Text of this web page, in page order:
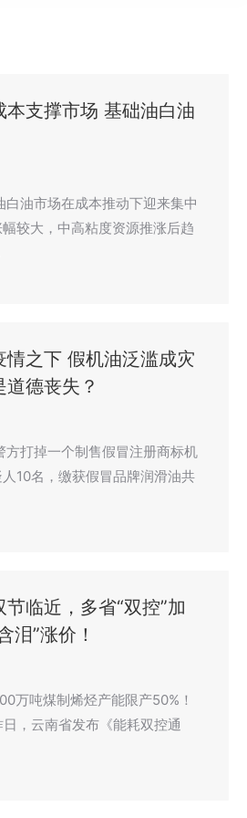
本支撑市场 基础油白油
白油市场在成本推动下迎来集中
较大，中高粘度资源推涨后趋
情之下 假机油泛滥成灾
德丧失？
方打掉一个制售假冒注册商标机
10名，缴获假冒品牌润滑油共
节临近，多省“双控”加
泪”涨价！
万吨煤制烯烃产能限产50%！
，云南省发布《能耗双控通